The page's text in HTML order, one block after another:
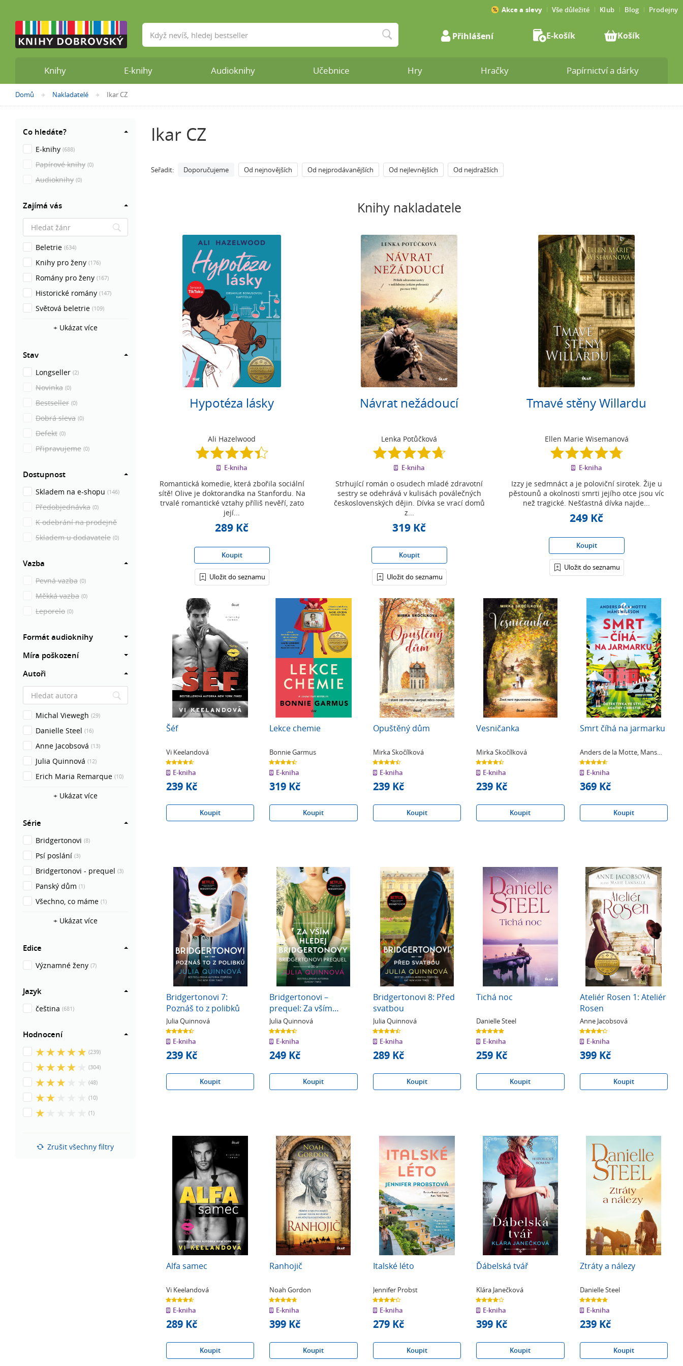
Nacházíte
se
Domů »Nakladatelé »Ikar CZ
Ikar CZ
Seřadit: Doporučujeme Od nejnovějších Od nejprodávanějších Od nejlevnějších Od nejdražších
Knihy nakladatele
Hypotéza lásky
Ali Hazelwood
4.4
z
5
E-kniha
Romantická komedie, která zbořila sociální
sítě! Olive je doktorandka na Stanfordu. Na
trvalé romantické vztahy příliš nevěří, zato
její...
289 Kč
Koupit
Uložit do seznamu
Návrat nežádoucí
Lenka Potůčková
4.7
z
5
E-kniha
Strhující román o osudech mladé zdravotní
sestry se odehrává v kulisách poválečných
československých dějin. Dívka se vrací domů
z...
319 Kč
Koupit
Uložit do seznamu
Tmavé stěny Willardu
Ellen Marie Wisemanová
4.8
z
5
E-kniha
Izzy je sedmnáct a je poloviční sirotek. Žije u
pěstounů a okolnosti smrti jejího otce jsou víc
než tragické. Nešťastná dívka najde...
249 Kč
Koupit
Uložit do seznamu
Šéf
Vi Keelandová
4.6
z
5
hvězdiček
E-kniha
239 Kč
Koupit
Lekce chemie
Bonnie Garmus
4.5
z
5
hvězdiček
E-kniha
319 Kč
Koupit
Opuštěný dům
Mirka Skočílková
4.4
z
5
hvězdiček
E-kniha
239 Kč
Koupit
Vesničanka
Mirka Skočílková
4.4
z
5
hvězdiček
E-kniha
239 Kč
Koupit
Smrt číhá na jarmarku
Anders de la Motte, Mans
Nilsson
4.6
z
5
hvězdiček
E-kniha
369 Kč
Koupit
Bridgertonovi 7:
Poznáš to z polibků
Julia Quinnová
4.5
z
5
hvězdiček
E-kniha
239 Kč
Koupit
Bridgertonovi –
prequel: Za vším
hledej Bridgertonovy
Julia Quinnová
4.5
z
5
hvězdiček
E-kniha
249 Kč
Koupit
Bridgertonovi 8: Před
svatbou
Julia Quinnová
4.5
z
5
hvězdiček
E-kniha
289 Kč
Koupit
Tichá noc
Danielle Steel
5.0
z
5
hvězdiček
E-kniha
259 Kč
Koupit
Ateliér Rosen 1: Ateliér
Rosen
Anne Jacobsová
4.3
z
5
hvězdiček
E-kniha
399 Kč
Koupit
Alfa samec
Vi Keelandová
4.6
z
5
hvězdiček
E-kniha
289 Kč
Koupit
Ranhojič
Noah Gordon
4.7
z
5
hvězdiček
E-kniha
399 Kč
Koupit
Italské léto
Jennifer Probst
4.3
z
5
hvězdiček
E-kniha
279 Kč
Koupit
Ďábelská tvář
Klára Janečková
4.0
z
5
hvězdiček
E-kniha
399 Kč
Koupit
Ztráty a nálezy
Danielle Steel
5.0
z
5
hvězdiček
E-kniha
239 Kč
Koupit
Co hledáte?
E-knihy (688)
Papírové knihy (0)
Audioknihy (0)
Zajímá vás
Beletrie (634)
Knihy pro ženy (176)
Romány pro ženy (167)
Historické romány (147)
Světová beletrie (109)
+ Ukázat více
Stav
Longseller (2)
Novinka (0)
Bestseller (0)
Dobrá sleva (0)
Defekt (0)
Připravujeme (0)
Dostupnost
Skladem na e-shopu (146)
Předobjednávka (0)
K odebrání na prodejně
Skladem u dodavatele (0)
Vazba
Pevná vazba (0)
Měkká vazba (0)
Leporelo (0)
Formát audioknihy
Míra poškození
Autoři
Michal Viewegh (29)
Danielle Steel (16)
Anne Jacobsová (13)
Julia Quinnová (12)
Erich Maria Remarque (10)
+ Ukázat více
Série
Bridgertonovi (8)
Psí poslání (3)
Bridgertonovi - prequel (3)
Panský dům (1)
Všechno, co máme (1)
+ Ukázat více
Edice
Významné ženy (7)
Jazyk
čeština (681)
Hodnocení
5
5
hvězdiček
(239)
4
5
hvězdiček
(304)
3
5
hvězdiček
(48)
2
5
(10)
1
(1)
Zrušit všechny filtry
Knihy E-knihy Audioknihy Učebnice Hry Hračky Papírnictví a dárky
Akce a slevy Vše důležité Klub Blog Prodejny
Vyhledávání Přihlášení E-košík Košík